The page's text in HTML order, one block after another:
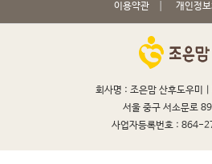
이용약관 개인정
회사명 : 조은맘 산후도우미 |
서울 중구 서소문로
사업자등록번호 : 864-